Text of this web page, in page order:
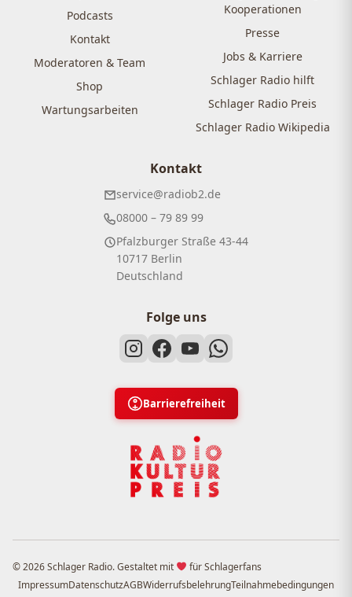
Podcasts
Kontakt
Moderatoren & Team
Shop
Wartungsarbeiten
Kooperationen
Presse
Jobs & Karriere
Schlager Radio hilft
Schlager Radio Preis
Schlager Radio Wikipedia
Kontakt
service@radiob2.de
08000 – 79 89 99
Pfalzburger Straße 43-44
10717 Berlin
Deutschland
Folge uns
Barrierefreiheit
© 2026 Schlager Radio. Gestaltet mit
für Schlagerfans
ImpressumDatenschutzAGBWiderrufsbelehrungTeilnahmebedingungen